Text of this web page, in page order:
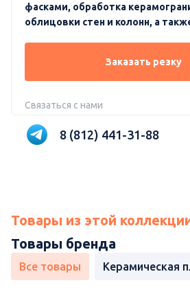
фасками, обработка
облицовки стен и колонн, а
Заказать резку
Связаться с нами
8 (812) 441-31-88
Товары из этой
Товары бренда
Все товары Керамическая